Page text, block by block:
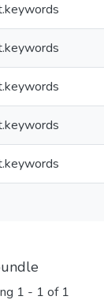
1 - 1 of 1